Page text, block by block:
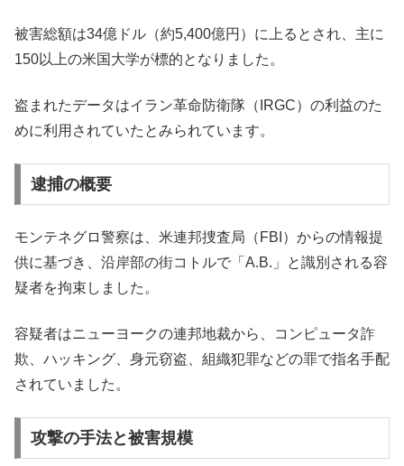
被害総額は34億ドル（約5,400億円）に上るとされ、主に
150以上の米国大学が標的となりました。
盗まれたデータはイラン革命防衛隊（IRGC）の利益のた
めに利用されていたとみられています。
逮捕の概要
モンテネグロ警察は、米連邦捜査局（FBI）からの情報提
供に基づき、沿岸部の街コトルで「A.B.」と識別される容
疑者を拘束しました。
容疑者はニューヨークの連邦地裁から、コンピュータ詐
欺、ハッキング、身元窃盗、組織犯罪などの罪で指名手配
されていました。
攻撃の手法と被害規模